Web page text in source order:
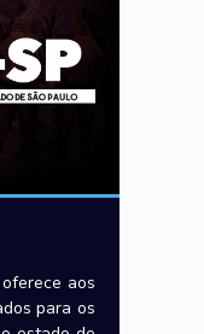
aos
para os